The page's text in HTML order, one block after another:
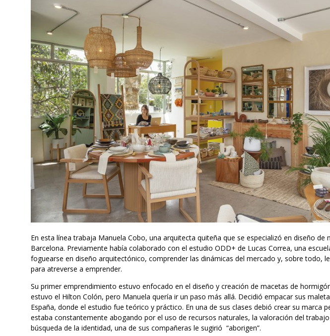
En esta línea trabaja Manuela Cobo, una arquitecta quiteña que se especializó en diseño de
Barcelona. Previamente había colaborado con el estudio ODD+ de Lucas Correa, una
foguearse en diseño arquitectónico, comprender las dinámicas del mercado y, sobre todo,
para atreverse a emprender.
Su primer emprendimiento estuvo enfocado en el diseño y creación de macetas de
estuvo el Hilton Colón, pero Manuela quería ir un paso más allá. Decidió empacar sus
España, donde el estudio fue teórico y práctico. En una de sus clases debió crear su marca
estaba constantemente abogando por el uso de recursos naturales, la valoración del
búsqueda de la identidad, una de sus compañeras le sugirió “aborigen”.